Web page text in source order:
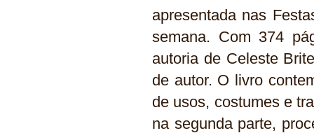
apresentada nas
semana. Com 374
autoria de Celeste
de autor. O livro
de usos, costumes e
na segunda parte,